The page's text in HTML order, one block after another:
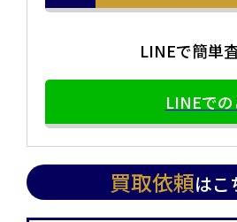
LINEで簡単
LINEで
買取依頼はこ